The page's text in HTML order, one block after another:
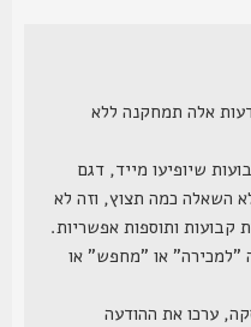
אלה תמחקנה ללא
מייד, דגם
כמה תצוץ, וזה לא
ותוספות אפשריות.
או "מחפש" או
את ההודעה